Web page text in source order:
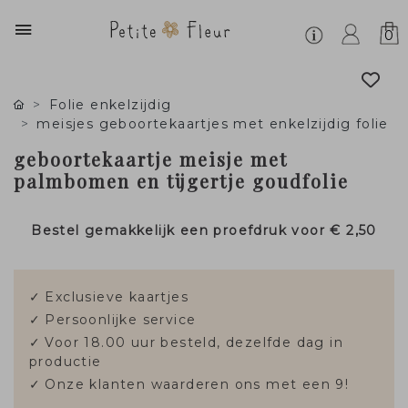
0
Folie enkelzijdig
meisjes geboortekaartjes met enkelzijdig folie
geboortekaartje meisje met
palmbomen en tijgertje goudfolie
Bestel gemakkelijk een proefdruk voor€ 2,50
✓ Exclusieve kaartjes
✓ Persoonlijke service
✓ Voor 18.00 uur besteld, dezelfde dag in
productie
✓ Onze klanten waarderen ons met een 9!